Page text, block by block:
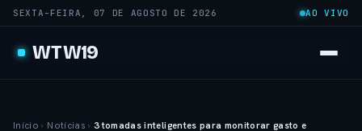
SEXTA-FEIRA, 07 DE AGOSTO DE 2026 AO VIVO
WTW19
Início › Notícias › 3 tomadas inteligentes para monitorar gasto e